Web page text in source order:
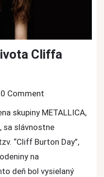
Cliffa
0 Comment
života
Cliffa
skupiny METALLICA,
, sa slávnostne
“Cliff Burton Day”,
na
deň bol vysielaný